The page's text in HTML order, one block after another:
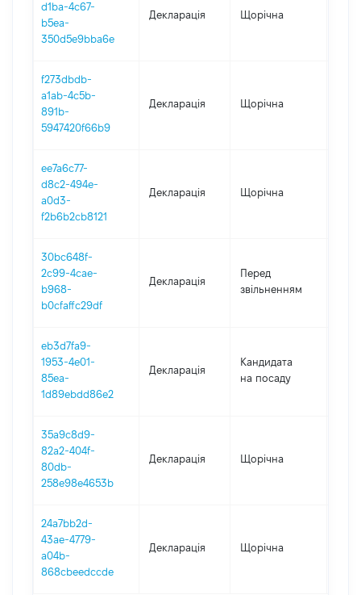
d1ba-4c67-
b5ea-
350d5e9bba6e
Декларація Щорічна
f273dbdb-
a1ab-4c5b-
891b-
5947420f66b9
Декларація Щорічна
ee7a6c77-
d8c2-494e-
a0d3-
f2b6b2cb8121
Декларація Щорічна
30bc648f-
2c99-4cae-
b968-
b0cfaffc29df
Декларація
Перед
звільненням
eb3d7fa9-
1953-4e01-
85ea-
1d89ebdd86e2
Декларація
Кандидата
на посаду
35a9c8d9-
82a2-404f-
80db-
258e98e4653b
Декларація Щорічна
24a7bb2d-
43ae-4779-
a04b-
868cbeedccde
Декларація Щорічна